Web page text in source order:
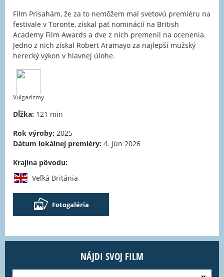
Film Prisahám, že za to nemôžem mal svetovú premiéru na
festivale v Toronte, získal päť nominácií na British
Academy Film Awards a dve z nich premenil na ocenenia.
Jedno z nich získal Robert Aramayo za najlepší mužský
herecký výkon v hlavnej úlohe.
Vulgarizmy
Dĺžka: 121 min
Rok výroby: 2025
Dátum lokálnej premiéry: 4. jún 2026
Krajina pôvodu:
Veľká Británia
Fotogaléria
NÁJDI SVOJ FILM